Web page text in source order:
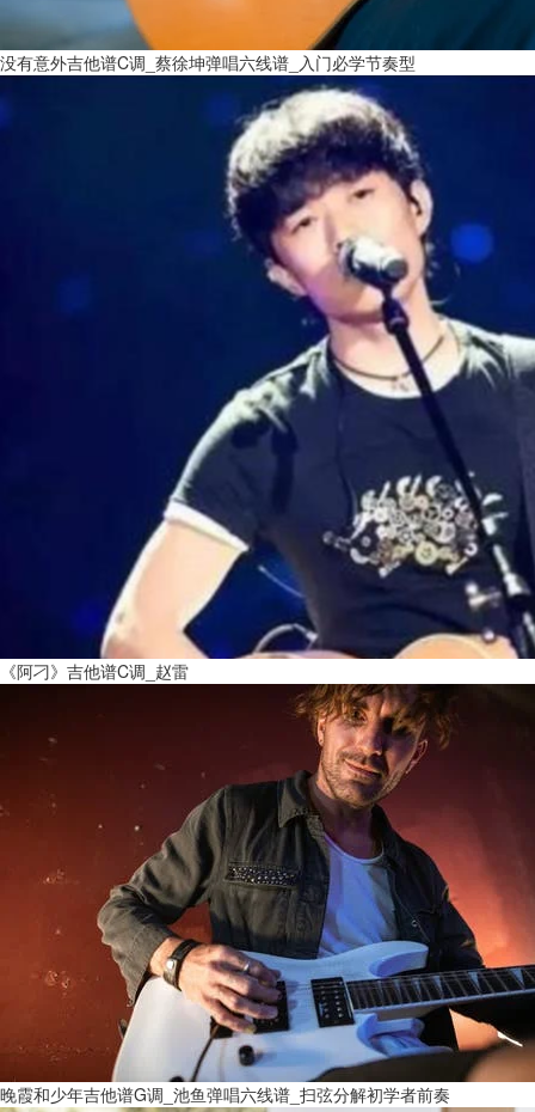
没有意外吉他谱C调_蔡徐坤弹唱六线谱_入门必学节奏型
《阿刁》吉他谱C调_赵雷
晚霞和少年吉他谱G调_池鱼弹唱六线谱_扫弦分解初学者前奏